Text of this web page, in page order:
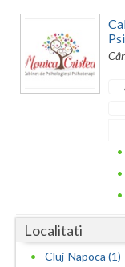
Constanta
Giurgiu
Gorj
Localitati
Cluj-Napoca (1)